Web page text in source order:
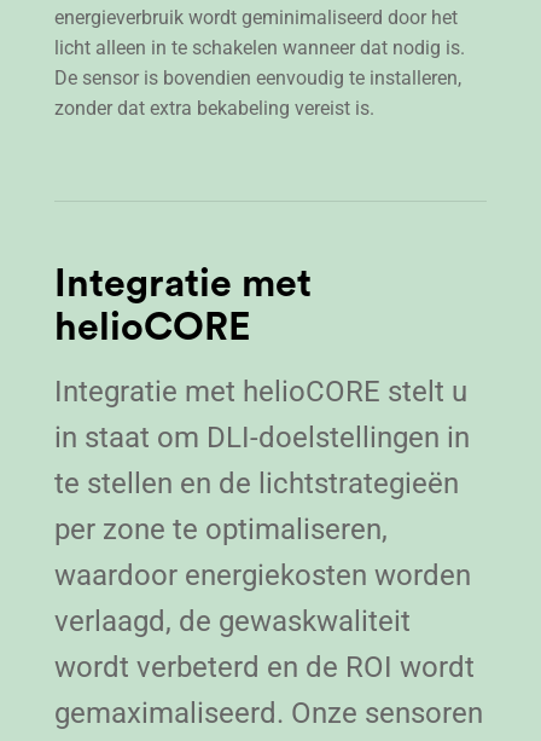
energieverbruik wordt geminimaliseerd door het
licht alleen in te schakelen wanneer dat nodig is.
De sensor is bovendien eenvoudig te installeren,
zonder dat extra bekabeling vereist is.
Integratie met
helioCORE
Integratie met helioCORE stelt u
in staat om DLI-doelstellingen in
te stellen en de lichtstrategieën
per zone te optimaliseren,
waardoor energiekosten worden
verlaagd, de gewaskwaliteit
wordt verbeterd en de ROI wordt
gemaximaliseerd. Onze sensoren